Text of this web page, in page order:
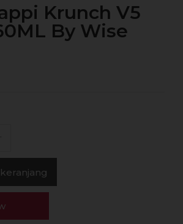
Krunch V5
By Wise